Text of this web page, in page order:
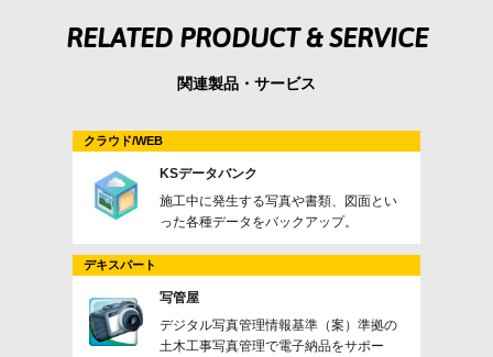
RELATED PRODUCT & SERVICE
関連製品・サービス
クラウド/WEB
KSデータバンク
施工中に発生する写真や書類、図面とい
った各種データをバックアップ。
デキスパート
写管屋
デジタル写真管理情報基準（案）準拠の
土木工事写真管理で電子納品をサポー